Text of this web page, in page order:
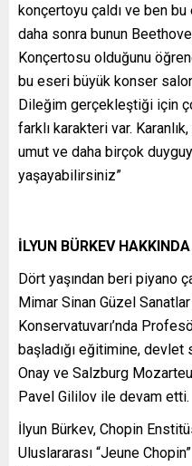
konçertoyu çaldı ve ben
daha sonra bunun
Konçertosu olduğunu
bu eseri büyük konser
Dileğim gerçekleştiği için
farklı karakteri var.
umut ve daha birçok
yaşayabilirsiniz”
İLYUN BÜRKEV HAKKINDA
Dört yaşından beri piyano
Mimar Sinan Güzel
Konservatuvarı’nda
başladığı eğitimine, devlet
Onay ve Salzburg
Pavel Gililov ile devam etti.
İlyun Bürkev, Chopin
Uluslararası “Jeune Chopin”